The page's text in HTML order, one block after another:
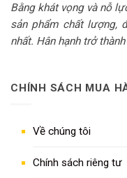
Bằng khát vọng và nỗ
sản phẩm chất lượng,
nhất. Hân hạnh trở
CHÍNH SÁCH MUA
Về chúng tôi
Chính sách riêng tư